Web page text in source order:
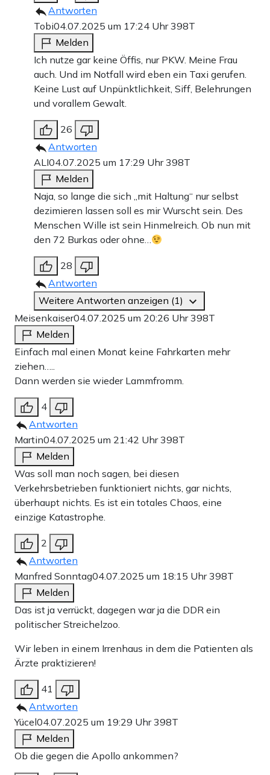
Antworten
Tobi04.07.2025 um 17:24 Uhr398T
Melden
Ich nutze gar keine Öffis, nur PKW. Meine Frau
auch. Und im Notfall wird eben ein Taxi gerufen.
Keine Lust auf Unpünktlichkeit, Siff, Belehrungen
und vorallem Gewalt.
26
Antworten
ALI04.07.2025 um 17:29 Uhr398T
Melden
Naja, so lange die sich „mit Haltung“ nur selbst
dezimieren lassen soll es mir Wurscht sein. Des
Menschen Wille ist sein Hinmelreich. Ob nun mit
den 72 Burkas oder ohne…
28
Antworten
Weitere Antworten anzeigen (1)
Meisenkaiser04.07.2025 um 20:26 Uhr398T
Melden
Einfach mal einen Monat keine Fahrkarten mehr
ziehen…..
Dann werden sie wieder Lammfromm.
4
Antworten
Martin04.07.2025 um 21:42 Uhr398T
Melden
Was soll man noch sagen, bei diesen
Verkehrsbetrieben funktioniert nichts, gar nichts,
überhaupt nichts. Es ist ein totales Chaos, eine
einzige Katastrophe.
2
Antworten
Manfred Sonntag04.07.2025 um 18:15 Uhr398T
Melden
Das ist ja verrückt, dagegen war ja die DDR ein
politischer Streichelzoo.
Wir leben in einem Irrenhaus in dem die Patienten als
Ärzte praktizieren!
41
Antworten
Yücel04.07.2025 um 19:29 Uhr398T
Melden
Ob die gegen die Apollo ankommen?